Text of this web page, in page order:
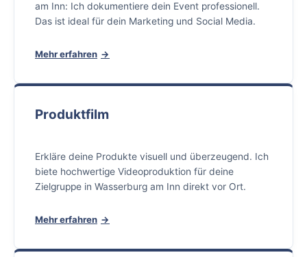
am Inn: Ich dokumentiere dein Event professionell.
Das ist ideal für dein Marketing und Social Media.
Mehr erfahren
Produktfilm
Erkläre deine Produkte visuell und überzeugend. Ich
biete hochwertige Videoproduktion für deine
Zielgruppe in Wasserburg am Inn direkt vor Ort.
Mehr erfahren